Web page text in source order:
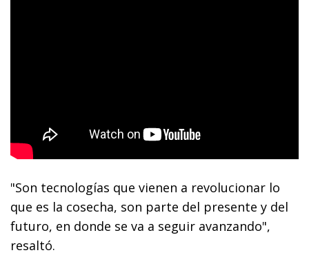
"Son tecnologías que vienen a revolucionar lo
que es la cosecha, son parte del presente y del
futuro, en donde se va a seguir avanzando",
resaltó.